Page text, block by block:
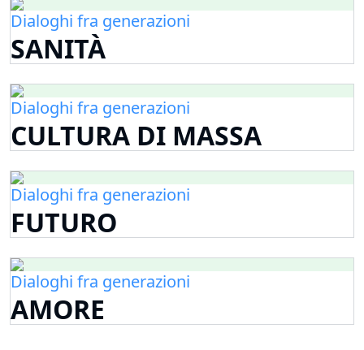
Dialoghi fra generazioni
SANITÀ
Dialoghi fra generazioni
CULTURA DI MASSA
Dialoghi fra generazioni
FUTURO
Dialoghi fra generazioni
AMORE